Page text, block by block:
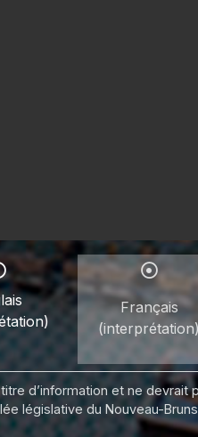
Français
d’information et ne
législative du Nouveau-